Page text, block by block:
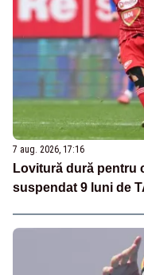
7 aug. 2026, 17:16
Lovitură dură pentru
suspendat 9 luni de